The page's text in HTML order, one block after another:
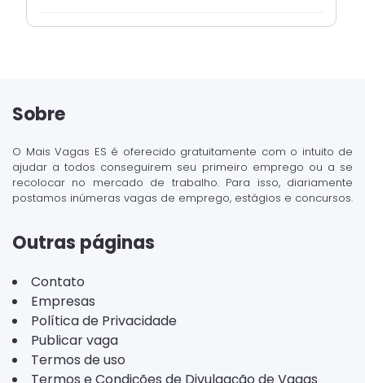
Sobre
O Mais Vagas ES é oferecido gratuitamente com o intuito de
ajudar a todos conseguirem seu primeiro emprego ou a se
recolocar no mercado de trabalho. Para isso, diariamente
postamos inúmeras vagas de emprego, estágios e concursos.
Outras páginas
Contato
Empresas
Política de Privacidade
Publicar vaga
Termos de uso